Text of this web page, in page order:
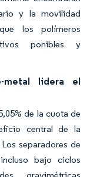
y la movilidad
los polímeros
ponibles y
metal lidera el
de la cuota de
central de la
separadores de
bajo ciclos